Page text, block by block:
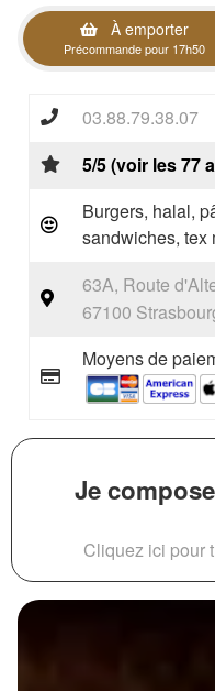
À emporter
Précommande pour 17h50
03.88.79.38.07
5/5 (voir les 77
Burgers, halal,
sandwiches, tex
63A, Route
67100
Moyens de
Je
Cliquez ici pour